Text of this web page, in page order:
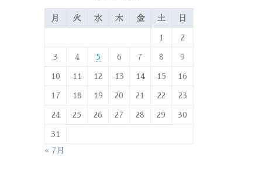
月 火 水 木 金 土 日
1 2
3 4 5 6 7 8 9
10 11 12 13 14 15 16
17 18 19 20 21 22 23
24 25 26 27 28 29 30
31
« 7月